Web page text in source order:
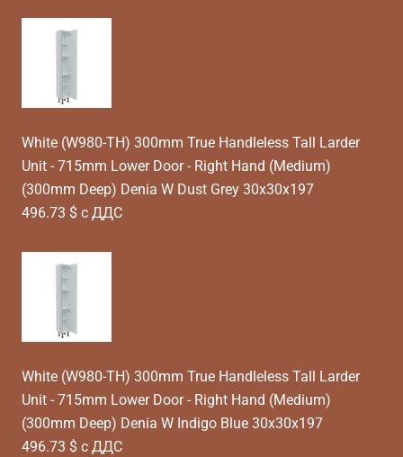
White (W980-TH) 300mm True Handleless Tall Larder
Unit - 715mm Lower Door - Right Hand (Medium)
(300mm Deep) Denia W Dust Grey 30x30x197
496.73 $ с ДДС
White (W980-TH) 300mm True Handleless Tall Larder
Unit - 715mm Lower Door - Right Hand (Medium)
(300mm Deep) Denia W Indigo Blue 30x30x197
496.73 $ с ДДС